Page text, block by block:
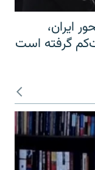
ایران،
گرفته است